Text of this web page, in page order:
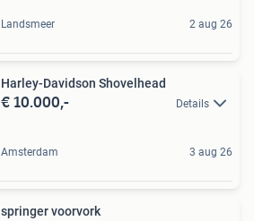
Landsmeer 2 aug 26
Harley-Davidson Shovelhead
€ 10.000,- Details
Amsterdam 3 aug 26
springer voorvork